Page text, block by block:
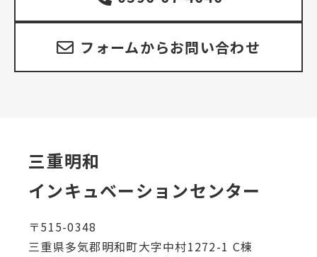
フォームからお問い合わせ
三重明和
インキュベーションセンター
〒515-0348
三重県多気郡明和町大字中村1272-1 C棟